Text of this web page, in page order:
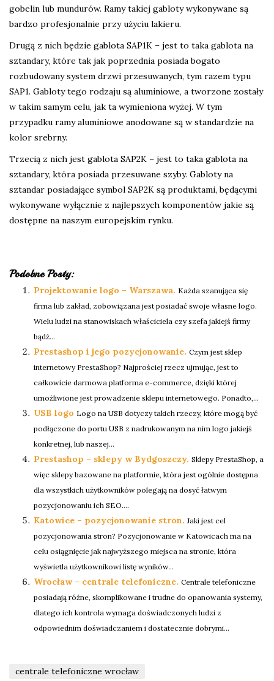
gobelin lub mundurów. Ramy takiej gabloty wykonywane są
bardzo profesjonalnie przy użyciu lakieru.
Drugą z nich będzie gablota SAP1K – jest to taka gablota na
sztandary, które tak jak poprzednia posiada bogato
rozbudowany system drzwi przesuwanych, tym razem typu
SAP1. Gabloty tego rodzaju są aluminiowe, a tworzone zostały
w takim samym celu, jak ta wymieniona wyżej. W tym
przypadku ramy aluminiowe anodowane są w standardzie na
kolor srebrny.
Trzecią z nich jest gablota SAP2K – jest to taka gablota na
sztandary, która posiada przesuwane szyby. Gabloty na
sztandar posiadające symbol SAP2K są produktami, będącymi
wykonywane wyłącznie z najlepszych komponentów jakie są
dostępne na naszym europejskim rynku.
Podobne Posty:
Projektowanie logo – Warszawa. Każda szanująca się
firma lub zakład, zobowiązana jest posiadać swoje własne logo.
Wielu ludzi na stanowiskach właściciela czy szefa jakiejś firmy
bądź...
Prestashop i jego pozycjonowanie. Czym jest sklep
internetowy PrestaShop? Najprościej rzecz ujmując, jest to
całkowicie darmowa platforma e-commerce, dzięki której
umożliwione jest prowadzenie sklepu internetowego. Ponadto,...
USB logo Logo na USB dotyczy takich rzeczy, które mogą być
podłączone do portu USB z nadrukowanym na nim logo jakiejś
konkretnej, lub naszej...
Prestashop – sklepy w Bydgoszczy. Sklepy PrestaShop, a
więc sklepy bazowane na platformie, która jest ogólnie dostępna
dla wszystkich użytkowników polegają na dosyć łatwym
pozycjonowaniu ich SEO....
Katowice – pozycjonowanie stron. Jaki jest cel
pozycjonowania stron? Pozycjonowanie w Katowicach ma na
celu osiągnięcie jak najwyższego miejsca na stronie, która
wyświetla użytkownikowi listę wyników...
Wrocław – centrale telefoniczne. Centrale telefoniczne
posiadają różne, skomplikowane i trudne do opanowania systemy,
dlatego ich kontrola wymaga doświadczonych ludzi z
odpowiednim doświadczaniem i dostatecznie dobrymi...
centrale telefoniczne wrocław